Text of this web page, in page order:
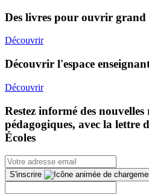
Des livres pour ouvrir grand
Découvrir
Découvrir l'espace
Découvrir
Restez informé des nouvelles
pédagogiques, avec la lettre
Écoles
S'inscrire